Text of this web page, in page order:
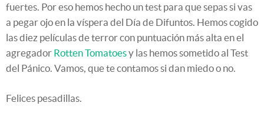
fuertes. Por eso hemos hecho un test para que sepas si vas
a pegar ojo en la víspera del Día de Difuntos. Hemos cogido
las diez películas de terror con puntuación más alta en el
agregador Rotten Tomatoesy las hemos sometido al Test
del Pánico. Vamos, que te contamos si dan miedo o no.
Felices pesadillas.